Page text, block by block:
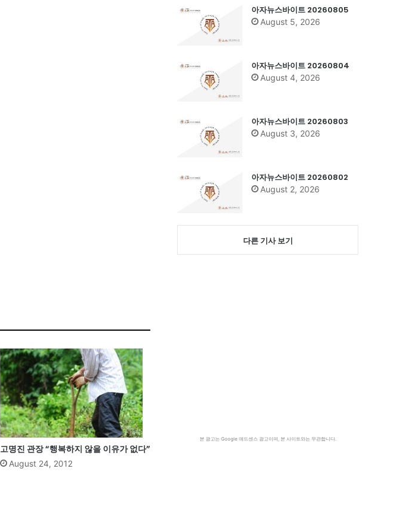
고명진 관장 “행복하지 않을 이유가 없다”
August 24, 2012
아자뉴스바이트 20260805
August 5, 2026
아자뉴스바이트 20260804
August 4, 2026
아자뉴스바이트 20260803
August 3, 2026
아자뉴스바이트 20260802
August 2, 2026
다른 기사 보기
본 광고는 Google 애드센스 광고이며, 본 사이트와는 무관합니다.